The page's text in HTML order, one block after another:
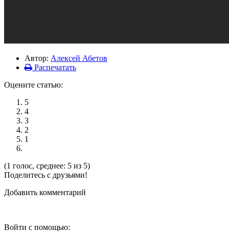
Автор: Алексей Абетов
Распечатать
Оцените статью:
5
4
3
2
1
(1 голос, среднее: 5 из 5)
Поделитесь с друзьями!
Добавить комментарий
Войти с помощью: